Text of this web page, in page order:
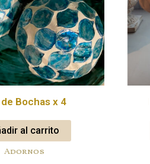
Bochas x 4
al carrito
Adornos